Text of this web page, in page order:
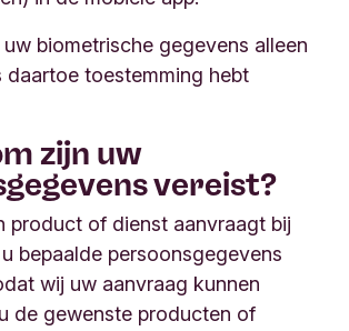
biometrische gegevens alleen
daartoe toestemming hebt
zijn uw
vereist?
product of dienst aanvraagt bij
bepaalde persoonsgegevens
wij uw aanvraag kunnen
de gewenste producten of